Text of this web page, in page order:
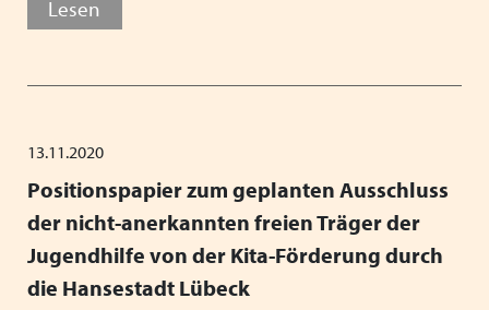
Lesen
13.11.2020
Positionspapier zum geplanten Ausschluss
der nicht-anerkannten freien Träger der
Jugendhilfe von der Kita-Förderung durch
die Hansestadt Lübeck